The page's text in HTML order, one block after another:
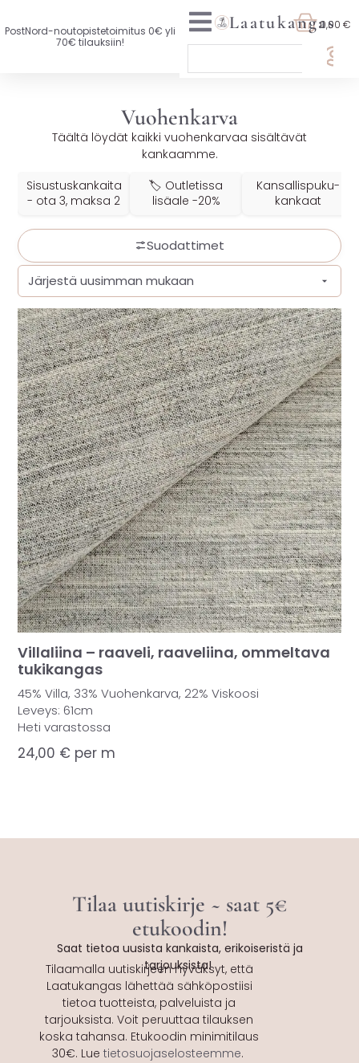
PostNord-noutopistetoimitus 0€ yli
70€ tilauksiin!
UUTTA VALIKOIMASSA
VAATETUSKANKAAT
SISUSTUSKANKAAT
YLEISKANKAAT
LISENSOIDUT KANKAAT
KANKAAT A-Ö
MUUT
🔖 OUTLET
OHJEITA
USEIN KYSYTTYÄ
OTA YHTEYTTÄ
Laatukangas0,00 €
Vuohenkarva
Täältä löydät kaikki vuohenkarvaa sisältävät
kankaamme.
Sisustuskankaita
- ota 3, maksa 2
🏷️ Outletissa
lisäale -20%
Kansallis­puku­
kankaat
Suodattimet
Villaliina – raaveli, raaveliina, ommeltava
tukikangas
45% Villa, 33% Vuohenkarva, 22% Viskoosi
Leveys: 61cm
Heti varastossa
24,00 € per m
Tilaa uutiskirje ~ saat 5€
etukoodin!
Saat tietoa uusista kankaista, erikoiseristä ja
tarjouksista!
Tilaamalla uutiskirjeen hyväksyt, että
Laatukangas lähettää sähköpostiisi
tietoa tuotteista, palveluista ja
tarjouksista. Voit peruuttaa tilauksen
koska tahansa. Etukoodin minimitilaus
30€. Lue tietosuojaselosteemme.